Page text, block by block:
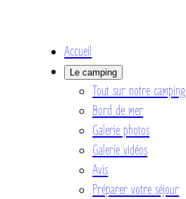
Accueil
Le camping
Tout sur notre camping
Bord de mer
Galerie photos
Galerie vidéos
Avis
Préparer votre séjour